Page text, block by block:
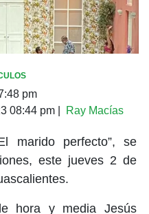
pm
08:44 pm Ray Macías
marido perfecto”, se
este jueves 2 de
hora y media Jesús